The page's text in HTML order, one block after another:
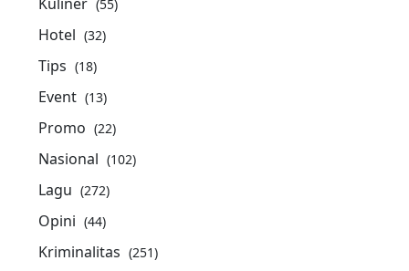
(55)
Hotel (32)
Tips (18)
Event (13)
Promo (22)
Nasional (102)
Lagu (272)
Opini (44)
Kriminalitas (251)